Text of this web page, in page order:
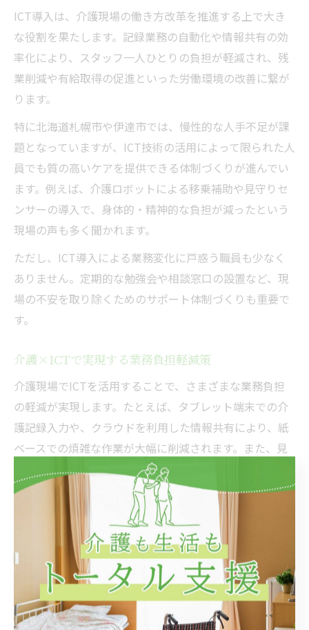
ICT導入は、介護現場の働き方改革を推進する上で大き
な役割を果たします。記録業務の自動化や情報共有の効
率化により、スタッフ一人ひとりの負担が軽減され、残
業削減や有給取得の促進といった労働環境の改善に繋が
ります。
特に北海道札幌市や伊達市では、慢性的な人手不足が課
題となっていますが、ICT技術の活用によって限られた人
員でも質の高いケアを提供できる体制づくりが進んでい
ます。例えば、介護ロボットによる移乗補助や見守りセ
ンサーの導入で、身体的・精神的な負担が減ったという
現場の声も多く聞かれます。
ただし、ICT導入による業務変化に戸惑う職員も少なく
ありません。定期的な勉強会や相談窓口の設置など、現
場の不安を取り除くためのサポート体制づくりも重要で
す。
介護×ICTで実現する業務負担軽減策
介護現場でICTを活用することで、さまざまな業務負担
の軽減が実現します。たとえば、タブレット端末での介
護記録入力や、クラウドを利用した情報共有により、紙
ベースでの煩雑な作業が大幅に削減されます。また、見
守りセンサーや介護ロボットの導入で夜間巡回の頻度が
減り、スタッフの負担が軽くなった事例も報告されてい
北海道札幌市や伊達市では、自治体の補助金を活用した
ICT機器の導入が進められており、導入コストの軽減や
継続的な運用支援が受けられます。これにより、小規模
事業所でも最新の技術を導入しやすくなっています。